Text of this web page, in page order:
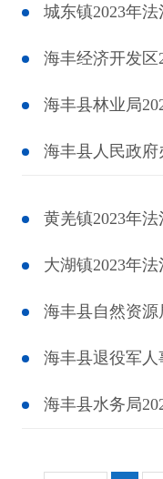
城东镇2023年
海丰经济开发区
海丰县林业局
海丰县人民政
黄羌镇2023年
大湖镇2023年
海丰县自然资
海丰县退役军
海丰县水务局